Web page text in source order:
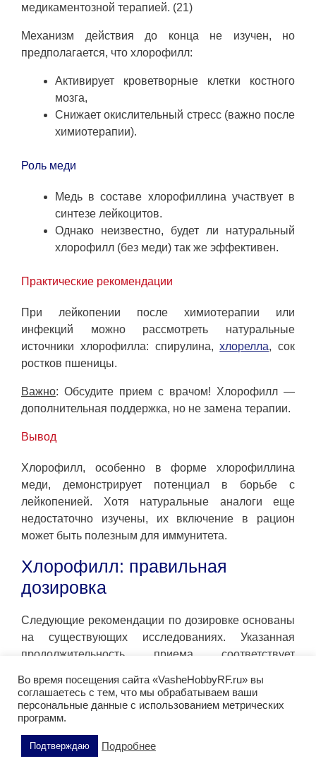
медикаментозной терапией. (21)
Механизм действия до конца не изучен, но
предполагается, что хлорофилл:
Активирует кроветворные клетки костного
мозга,
Снижает окислительный стресс (важно после
химиотерапии).
Роль меди
Медь в составе хлорофиллина участвует в
синтезе лейкоцитов.
Однако неизвестно, будет ли натуральный
хлорофилл (без меди) так же эффективен.
Практические рекомендации
При лейкопении после химиотерапии или
инфекций можно рассмотреть натуральные
источники хлорофилла: спирулина,хлорелла, сок
ростков пшеницы.
Важно: Обсудите прием с врачом! Хлорофилл —
дополнительная поддержка, но не замена терапии.
Вывод
Хлорофилл, особенно в форме хлорофиллина
меди, демонстрирует потенциал в борьбе с
лейкопенией. Хотя натуральные аналоги еще
недостаточно изучены, их включение в рацион
может быть полезным для иммунитета.
Хлорофилл: правильная
дозировка
Следующие рекомендации по дозировке основаны
на существующих исследованиях. Указанная
продолжительность приема соответствует
максимально допустимым сроком.
Если прекратить прием хлорофилла, его эффект
также постепенно снизится. Указанное количество
хлорофилла не обязательно получать из добавок —
Во время посещения сайта «VasheHobbyRF.ru» вы
соглашаетесь с тем, что мы обрабатываем ваши
персональные данные с использованием метрических
программ.
Подтверждаю Подробнее